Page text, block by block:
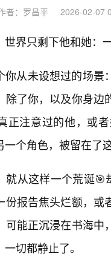
者：罗昌平 2026-02-07
世界只剩下他和她：
你从未设想过的场景
除了你，以及你身
正注意过的他，或
一个角色，被留在了
就从这样一个荒诞🎯
份报告焦头烂额，
可能正沉浸在书海
切都静止了。